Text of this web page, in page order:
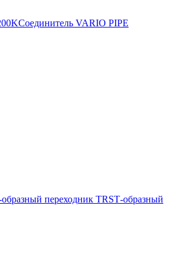
Соединитель VARIO PIPE
переходник TRSТ-образный